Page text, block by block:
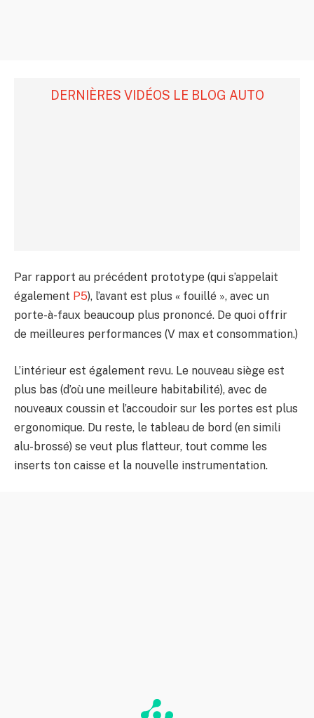
DERNIÈRES VIDÉOS LE BLOG AUTO
Par rapport au précédent prototype (qui s’appelait
également P5), l’avant est plus « fouillé », avec un
porte-à-faux beaucoup plus prononcé. De quoi offrir
de meilleures performances (V max et consommation.)
L’intérieur est également revu. Le nouveau siège est
plus bas (d’où une meilleure habitabilité), avec de
nouveaux coussin et l’accoudoir sur les portes est plus
ergonomique. Du reste, le tableau de bord (en simili
alu-brossé) se veut plus flatteur, tout comme les
inserts ton caisse et la nouvelle instrumentation.